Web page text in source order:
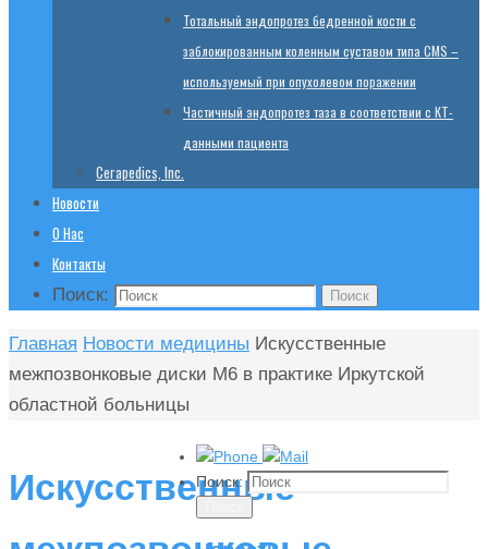
Тотальный эндопротез бедренной кости с
заблокированным коленным суставом типа CMS –
используемый при опухолевом поражении
Частичный эндопротез таза в соответствии с КТ-
данными пациента
Cerapedics, Inc.
Новости
О Нас
Контакты
Поиск: Поиск
Главная Новости медицины Искусственные
межпозвонковые диски М6 в практике Иркутской
областной больницы
Искусственные
Поиск: